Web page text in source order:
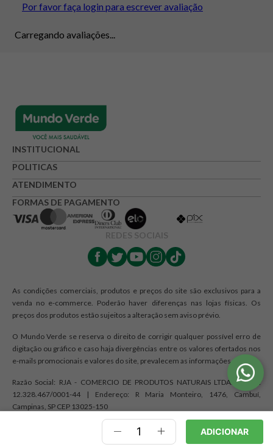
ADICIONAR
Por favor faça login para escrever avaliação
Carregando avaliações...
INSTITUCIONAL
POLITICAS
ATENDIMENTO
FORMAS DE PAGAMENTO
REDES SOCIAIS
As condições comerciais, produtos e preços do site são exclusivos para a
venda no e-commerce. Poderão haver diferenças nas lojas físicas. Os
preços dos produtos estão sujeitos a alteração sem aviso prévio.
O Mundo Verde se reserva o direito de corrigir qualquer possível erro de
digitação ou gráfico e caso haja divergências entre os valores ofertados nos
e-mails promocionais e valores do site, prevalecem as informações do site.
Razão Social: RJA - COMERCIO DE PRODUTOS NATURAIS LTDA. | CNPJ:
12.328.467/0001-44 | Endereço: R Maria Monteiro, 1476, Cambuí,
Campinas, SP CEP 13025-150